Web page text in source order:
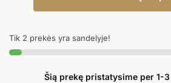
HELLO
Tik 2 prekės yra sandelyje!
Šią prekę pristatysime per 1-